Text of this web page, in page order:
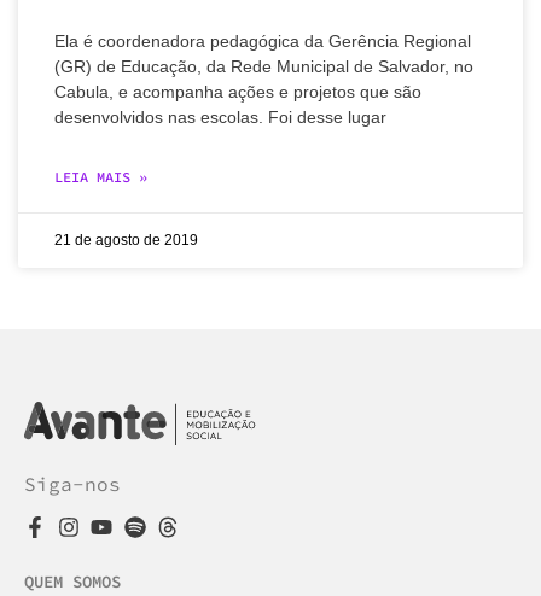
Ela é coordenadora pedagógica da Gerência Regional
(GR) de Educação, da Rede Municipal de Salvador, no
Cabula, e acompanha ações e projetos que são
desenvolvidos nas escolas. Foi desse lugar
LEIA MAIS »
21 de agosto de 2019
Siga-nos
QUEM SOMOS